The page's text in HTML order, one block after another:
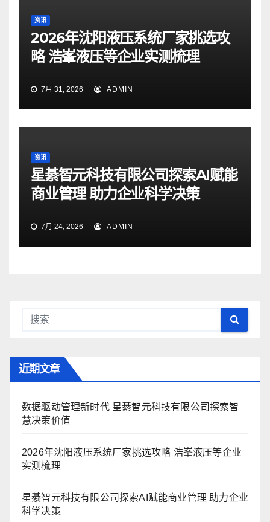
资讯
2026年沈阳液压系统厂家挑选攻
略 浩峯液压等企业实测梳理
7月 31, 2026 ADMIN
资讯
星綦智元科技有限公司探索AI赋能
商业管理 助力企业科学决策
7月 24, 2026 ADMIN
近期文章
数据驱动管理新时代 星綦智元科技有限公司探索智
慧决策价值
2026年沈阳液压系统厂家挑选攻略 浩峯液压等企业
实测梳理
星綦智元科技有限公司探索AI赋能商业管理 助力企业
科学决策